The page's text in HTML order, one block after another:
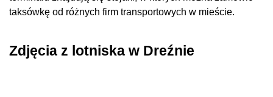
taksówkę od różnych firm transportowych w mieście.
Zdjęcia z lotniska w Dreźnie